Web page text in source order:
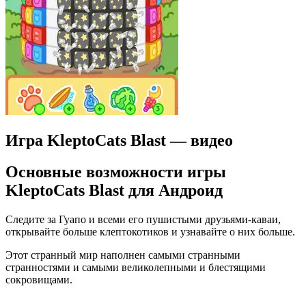
Игра KleptoCats Blast — видео
Основные возможности игры
KleptoCats Blast для Андроид
Следите за Гуапо и всеми его пушистыми друзьями-каваи,
открывайте больше клептокотиков и узнавайте о них больше.
Этот странный мир наполнен самыми странными
странностями и самыми великолепными и блестящими
сокровищами.